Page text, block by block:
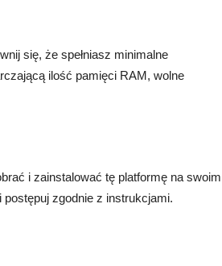
się, że spełniasz minimalne
ilość pamięci RAM, wolne
i zainstalować tę platformę na swoim
zgodnie z instrukcjami.